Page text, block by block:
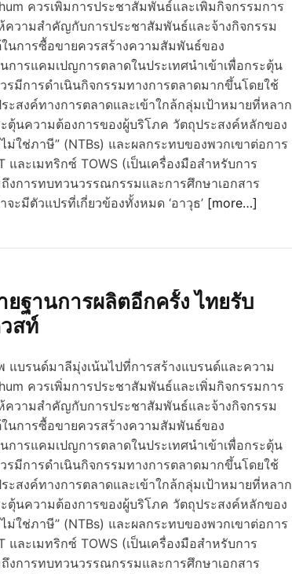
ควรเพิ่มการประชาสัมพันธ์และเพิ่มกิจกรรมการ
วามสำคัญกับการประชาสัมพันธ์และจ้างกิจกรรม
นการซื้อขายควรสร้างความสัมพันธ์ของ
ารแคมเปญการตลาดในประเทศนำเข้าเพื่อกระตุ้น
มีการดำเนินกิจกรรมทางการตลาดมากขึ้นโดยใช้
สงค์ทางการตลาดและเข้าใกล้กลุ่มเป้าหมายที่หลาก
ตุ้นความต้องการของผู้บริโภค วัตถุประสงค์หลักของ
ใช่ภาษี” (NTBs) และผลกระทบของพวกเขาต่อการ
ละเมทริกซ์ TOWS (เป็นเครื่องมือสำหรับการ
งการทบทวนวรรณกรรมและการศึกษาเอกสาร
ะมีตัวแปรที่เกี่ยวข้องทั้งหมด ‘อาวุธ’ [more…]
ฐานการผลิตอีกครั้ง ไทยรับ
สท์
บรนด์มาลีมุ่งเน้นไปที่การสร้างแบรนด์และความ
ควรเพิ่มการประชาสัมพันธ์และเพิ่มกิจกรรมการ
วามสำคัญกับการประชาสัมพันธ์และจ้างกิจกรรม
นการซื้อขายควรสร้างความสัมพันธ์ของ
ารแคมเปญการตลาดในประเทศนำเข้าเพื่อกระตุ้น
มีการดำเนินกิจกรรมทางการตลาดมากขึ้นโดยใช้
สงค์ทางการตลาดและเข้าใกล้กลุ่มเป้าหมายที่หลาก
ตุ้นความต้องการของผู้บริโภค วัตถุประสงค์หลักของ
ใช่ภาษี” (NTBs) และผลกระทบของพวกเขาต่อการ
ละเมทริกซ์ TOWS (เป็นเครื่องมือสำหรับการ
งการทบทวนวรรณกรรมและการศึกษาเอกสาร